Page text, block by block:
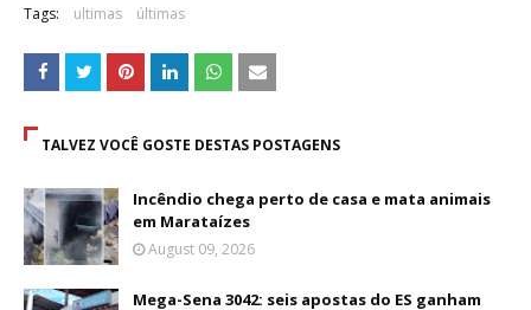
Tags: ultimas últimas
TALVEZ VOCÊ GOSTE DESTAS POSTAGENS
Incêndio chega perto de casa e mata animais
em Marataízes
August 09, 2026
Mega-Sena 3042: seis apostas do ES ganham